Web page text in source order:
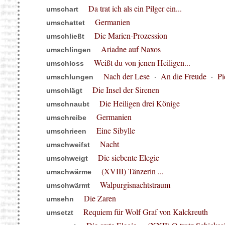
umschart Da trat ich als ein Pilger ein...
umschattet Germanien
umschließt Die Marien-Prozession
umschlingen Ariadne auf Naxos
umschloss Weißt du von jenen Heiligen...
umschlungen Nach der Lese · An die Freude ·
umschlägt Die Insel der Sirenen
umschnaubt Die Heiligen drei Könige
umschreibe Germanien
umschrieen Eine Sibylle
umschweifst Nacht
umschweigt Die siebente Elegie
umschwärme (XVIII) Tänzerin ...
umschwärmt Walpurgisnachtstraum
umsehn Die Zaren
umsetzt Requiem für Wolf Graf von Kalckreuth